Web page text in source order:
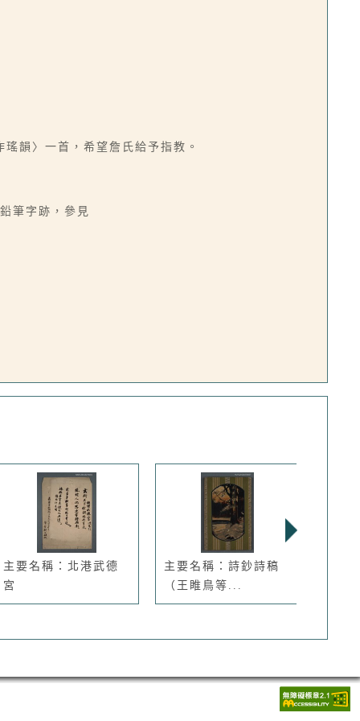
韻〉一首，希望詹氏給予指教。
筆字跡，參見
主要名稱：北港武德
宮
主要名稱：詩鈔詩稿
（王睢鳥等...